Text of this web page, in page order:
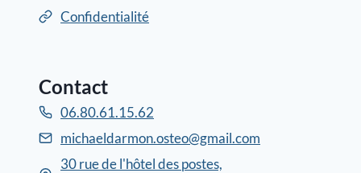
Confidentialité
Contact
06.80.61.15.62
michaeldarmon.osteo@gmail.com
30 rue de l'hôtel des postes,